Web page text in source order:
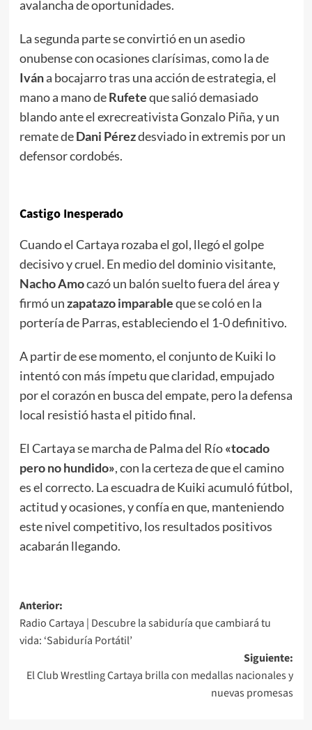
avalancha de oportunidades.
La segunda parte se convirtió en un asedio
onubense con ocasiones clarísimas, como la de
Ivána bocajarro tras una acción de estrategia, el
mano a mano deRufeteque salió demasiado
blando ante el exrecreativista Gonzalo Piña, y un
remate deDani Pérezdesviado in extremis por un
defensor cordobés.
Castigo Inesperado
Cuando el Cartaya rozaba el gol, llegó el golpe
decisivo y cruel. En medio del dominio visitante,
Nacho Amocazó un balón suelto fuera del área y
firmó unzapatazo imparableque se coló en la
portería de Parras, estableciendo el 1-0 definitivo.
A partir de ese momento, el conjunto de Kuiki lo
intentó con más ímpetu que claridad, empujado
por el corazón en busca del empate, pero la defensa
local resistió hasta el pitido final.
El Cartaya se marcha de Palma del Río«tocado
pero no hundido», con la certeza de que el camino
es el correcto. La escuadra de Kuiki acumuló fútbol,
actitud y ocasiones, y confía en que, manteniendo
este nivel competitivo, los resultados positivos
acabarán llegando.
Anterior:
Radio Cartaya | Descubre la sabiduría que cambiará tu
vida: ‘Sabiduría Portátil’
Siguiente:
El Club Wrestling Cartaya brilla con medallas nacionales y
nuevas promesas